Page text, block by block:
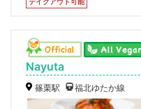
テイクアウト可能
Nayuta
篠栗駅 福北ゆたか線